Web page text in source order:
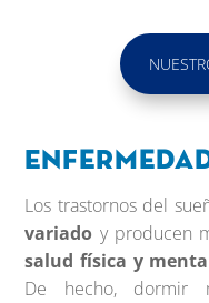
Los trastornos del
variado y producen
salud física y
De hecho, dormir